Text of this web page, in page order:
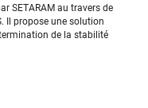
SETARAM au travers de
Il propose une solution
de la stabilité